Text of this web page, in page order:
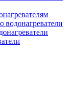
водонагреватели